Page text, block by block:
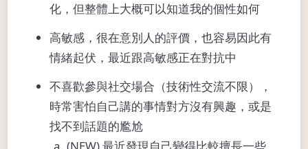
化，但整體上大概可以知道我的個性如何
高敏感，很在意別人的評價，也容易因此有
情緒起伏，最近跟高敏感正在對抗中
不喜歡參與社交場合（技術性交流不限），
時常害怕自己講的事情對方沒有興趣，或是
找不到話題的尷尬
(NEW) 最近發現自己變得比較擅長一些